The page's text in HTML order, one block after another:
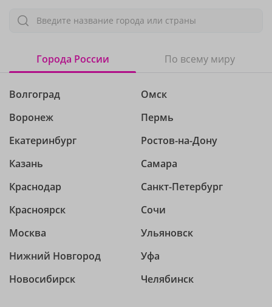
Введите название города или страны
Города России По всему миру
Волгоград
Воронеж
Екатеринбург
Казань
Краснодар
Красноярск
Москва
Нижний Новгород
Новосибирск
Омск
Пермь
Ростов-на-Дону
Самара
Санкт-Петербург
Сочи
Ульяновск
Уфа
Челябинск